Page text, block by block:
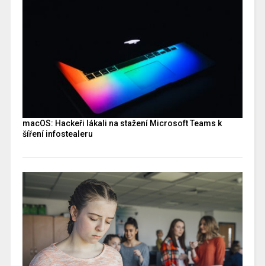
macOS: Hackeři lákali na stažení Microsoft Teams k
šíření infostealeru